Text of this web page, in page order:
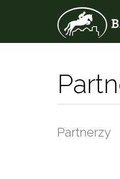
Partnerzy